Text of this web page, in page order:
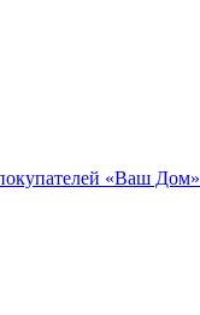
«Ваш Дом»